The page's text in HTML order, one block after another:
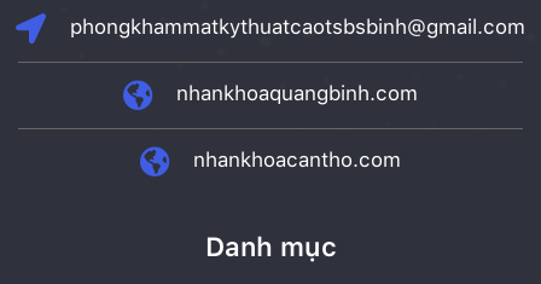
phongkhammatkythuatcaotsbsbinh@gmail.com
nhankhoaquangbinh.com
nhankhoacantho.com
Danh mục